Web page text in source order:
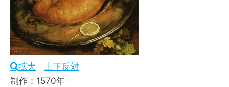
拡大 ｜ 上下反対
制作：1570年